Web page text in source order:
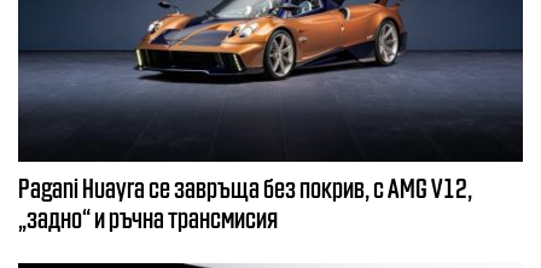
Pagani Huayra се завръща без покрив, с AMG V12,
„задно“ и ръчна трансмисия